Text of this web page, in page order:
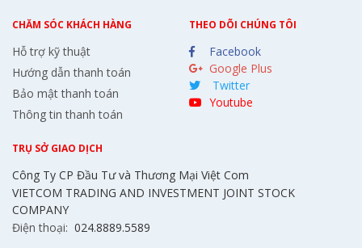
CHĂM SÓC KHÁCH HÀNG
Hỗ trợ kỹ thuật
Hướng dẫn thanh toán
Bảo mật thanh toán
Thông tin thanh toán
THEO DÕI CHÚNG TÔI
Facebook
Google Plus
Twitter
Youtube
TRỤ SỞ GIAO DỊCH
Công Ty CP Đầu Tư và Thương Mại Việt Com
VIETCOM TRADING AND INVESTMENT JOINT STOCK
COMPANY
Điện thoại: 024.8889.5589